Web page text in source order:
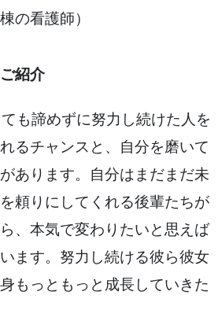
の看護師）
紹介
も諦めずに努力し続けた人を
るチャンスと、自分を磨いて
あります。自分はまだまだ未
頼りにしてくれる後輩たちが
、本気で変わりたいと思えば
ます。努力し続ける彼ら彼女
もっともっと成長していきた